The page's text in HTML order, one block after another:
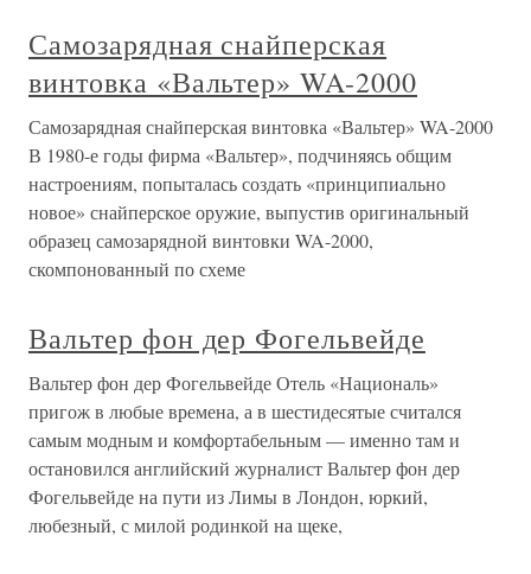
Самозарядная снайперская
винтовка «Вальтер» WA-2000
Самозарядная снайперская винтовка «Вальтер» WA-2000
В 1980-е годы фирма «Вальтер», подчиняясь общим
настроениям, попыталась создать «принципиально
новое» снайперское оружие, выпустив оригинальный
образец самозарядной винтовки WA-2000,
скомпонованный по схеме
Вальтер фон дер Фогельвейде
Вальтер фон дер Фогельвейде Отель «Националь»
пригож в любые времена, а в шестидесятые считался
самым модным и комфортабельным — именно там и
остановился английский журналист Вальтер фон дер
Фогельвейде на пути из Лимы в Лондон, юркий,
любезный, с милой родинкой на щеке,